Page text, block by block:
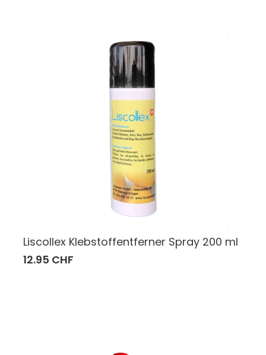
Liscollex Klebstoffentferner Spray 200 ml
12.95 CHF